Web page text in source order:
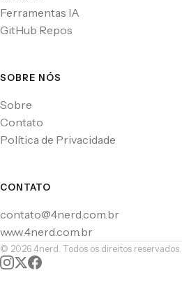
Ferramentas IA
GitHub Repos
SOBRE NÓS
Sobre
Contato
Política de Privacidade
CONTATO
contato@4nerd.com.br
www.4nerd.com.br
© 2026 4nerd. Todos os direitos reservados.